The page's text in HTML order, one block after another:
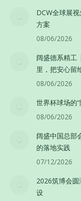
DCW全球展
方案
08/06/2026
阔盛德系精工
里，把安心留
08/06/2026
世界杯球场的
08/06/2026
阔盛中国总部
的落地实践
07/12/2026
2026筑博会圆
设